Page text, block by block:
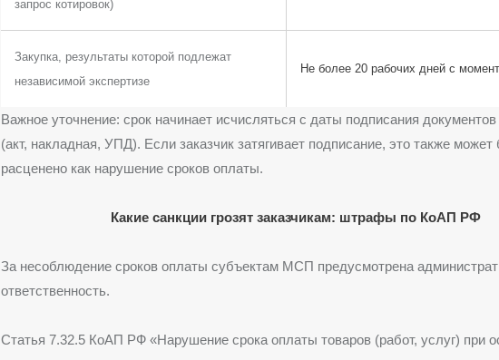
запрос котировок)
Закупка, результаты которой подлежат
независимой экспертизе
Не более 20 рабочих дней с
Важное уточнение: срок начинает исчисляться с даты подписания
(акт, накладная, УПД). Если заказчик затягивает подписание, это также может
расценено как нарушение сроков оплаты.
Какие санкции грозят заказчикам: штрафы по КоАП РФ
За несоблюдение сроков оплаты субъектам МСП предусмотрена
ответственность.
Статья 7.32.5 КоАП РФ «Нарушение срока оплаты товаров (работ, услуг) при